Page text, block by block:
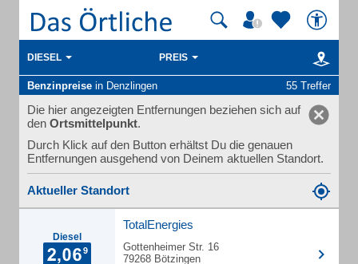
DIESEL PREIS
Benzinpreise in Denzlingen 55 Treffer
Die hier angezeigten Entfernungen beziehen sich auf
den Ortsmittelpunkt.
Durch Klick auf den Button erhältst Du die genauen
Entfernungen ausgehend von Deinem aktuellen Standort.
Aktueller Standort
Diesel
TotalEnergies
Gottenheimer Str. 16
79268 Bötzingen